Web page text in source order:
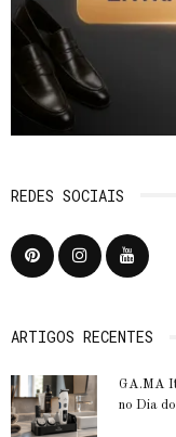
REDES SOCIAIS
ARTIGOS RECENTES
GA.MA
no Dia